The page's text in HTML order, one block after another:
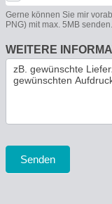
Gerne können Sie mir
PNG) mit max. 5MB senden.
WEITERE
Senden